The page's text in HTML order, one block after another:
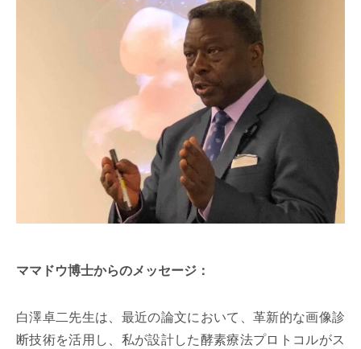
ママドウ博士からのメッセージ：
白澤卓二先生は、最近の論文において、革新的な画像診
断技術を活用し、私が設計した酵素療法プロトコルがス